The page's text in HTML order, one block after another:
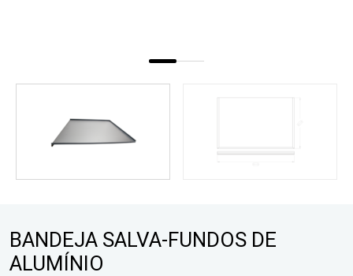
BANDEJA SALVA-FUNDOS DE
ALUMÍNIO